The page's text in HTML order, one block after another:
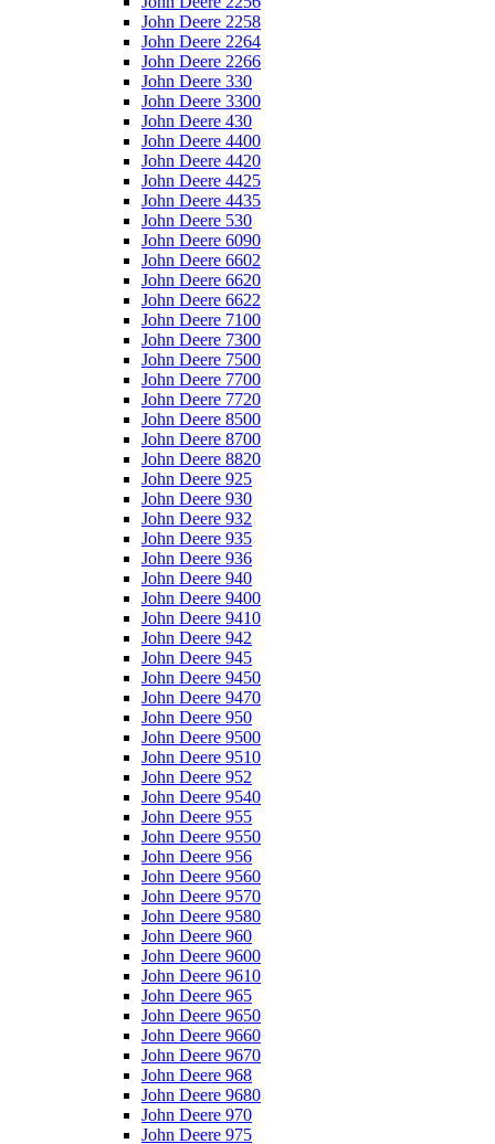
John Deere 2258
John Deere 2264
John Deere 2266
John Deere 330
John Deere 3300
John Deere 430
John Deere 4400
John Deere 4420
John Deere 4425
John Deere 4435
John Deere 530
John Deere 6090
John Deere 6602
John Deere 6620
John Deere 6622
John Deere 7100
John Deere 7300
John Deere 7500
John Deere 7700
John Deere 7720
John Deere 8500
John Deere 8700
John Deere 8820
John Deere 925
John Deere 930
John Deere 932
John Deere 935
John Deere 936
John Deere 940
John Deere 9400
John Deere 9410
John Deere 942
John Deere 945
John Deere 9450
John Deere 9470
John Deere 950
John Deere 9500
John Deere 9510
John Deere 952
John Deere 9540
John Deere 955
John Deere 9550
John Deere 956
John Deere 9560
John Deere 9570
John Deere 9580
John Deere 960
John Deere 9600
John Deere 9610
John Deere 965
John Deere 9650
John Deere 9660
John Deere 9670
John Deere 968
John Deere 9680
John Deere 970
John Deere 975